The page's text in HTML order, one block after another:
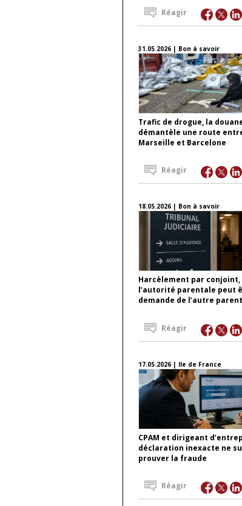
Réagir
31.05.2026 | Bon à savoir
Trafic de drogue, la
démantèle une route
Marseille et Barcelone
Réagir
18.05.2026 | Bon à savoir
Harcèlement par
l’autorité parentale peut
demande de l’autre parent
Réagir
17.05.2026 | Ile de France
CPAM et dirigeant
déclaration inexacte ne
prouver la fraude
Réagir